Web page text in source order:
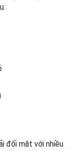
đối mặt với nhiều